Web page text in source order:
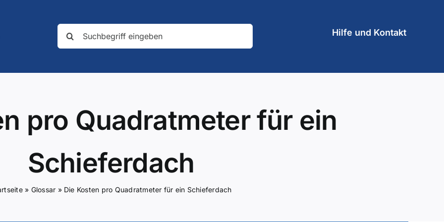
Suche
nach:
Hilfe und Kontakt
pro Quadratmeter für ein
Schieferdach
» Glossar » Die Kosten pro Quadratmeter für ein Schieferdach